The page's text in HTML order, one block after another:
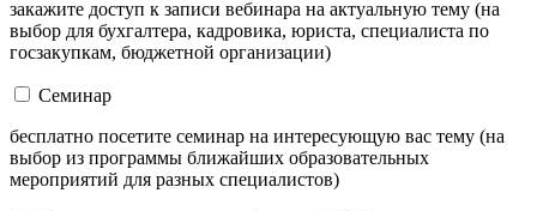
закажите доступ к записи вебинара на актуальную тему (на
выбор для бухгалтера, кадровика, юриста, специалиста по
госзакупкам, бюджетной организации)
Семинар
бесплатно посетите семинар на интересующую вас тему (на
выбор из программы ближайших образовательных
мероприятий для разных специалистов)